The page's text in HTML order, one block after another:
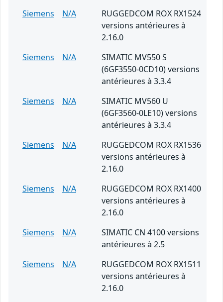
Siemens
N/A
RUGGEDCOM ROX RX1524
versions antérieures à
2.16.0
Siemens
N/A
SIMATIC MV550 S
(6GF3550-0CD10) versions
antérieures à 3.3.4
Siemens
N/A
SIMATIC MV560 U
(6GF3560-0LE10) versions
antérieures à 3.3.4
Siemens
N/A
RUGGEDCOM ROX RX1536
versions antérieures à
2.16.0
Siemens
N/A
RUGGEDCOM ROX RX1400
versions antérieures à
2.16.0
Siemens
N/A
SIMATIC CN 4100 versions
antérieures à 2.5
Siemens
N/A
RUGGEDCOM ROX RX1511
versions antérieures à
2.16.0